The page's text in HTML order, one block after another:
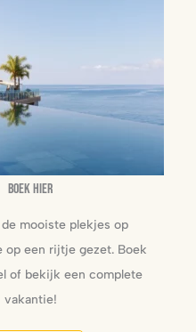
Boek hier
mooiste plekjes op
op een rijtje gezet. Boek
of bekijk een complete
vakantie!